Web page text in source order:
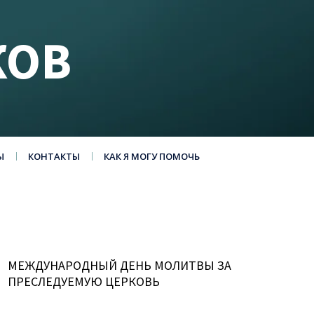
КОНТАКТЫ КАК Я МОГУ ПОМОЧЬ
МЕЖДУНАРОДНЫЙ ДЕНЬ МОЛИТВЫ ЗА
ПРЕСЛЕДУЕМУЮ ЦЕРКОВЬ